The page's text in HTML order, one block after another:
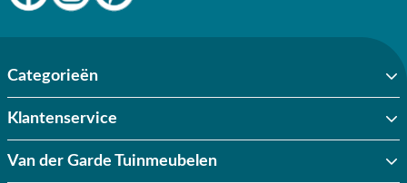
Categorieën
Klantenservice
Van der Garde Tuinmeubelen